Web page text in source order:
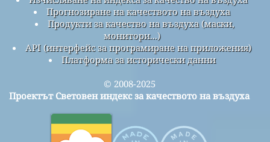
Прогнозиране на качеството на въздуха
Продукти за качество на въздуха (маски,
монитори...)
API (интерфейс за програмиране на приложения)
Платформа за исторически данни
© 2008-2025
Проектът Световен индекс за качеството на въздуха